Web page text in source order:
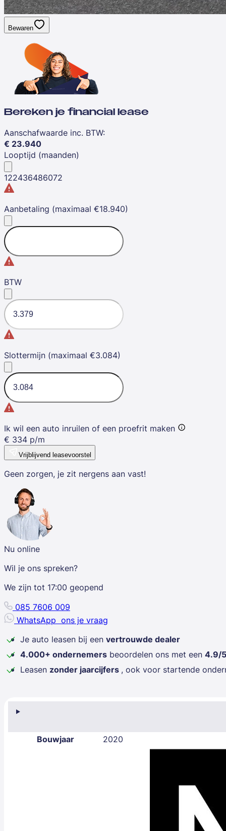
Bewaren
Bouwjaar 2020
Bereken je financial lease
Aanschafwaarde inc. BTW:
€ 23.940
Looptijd (maanden)
122436486072
Aanbetaling (maximaal €18.940)
BTW
Slottermijn (maximaal €3.084)
Ik wil een auto inruilen of een proefrit maken
€ 334 p/m
Vrijblijvend leasevoorstel
Geen zorgen, je zit nergens aan vast!
Nu online
Wil je ons spreken?
We zijn tot 17:00 geopend
085 7606 009
WhatsApp ons je vraag
Je auto leasen bij een vertrouwde dealer
4.000+ ondernemers beoordelen ons met een 4.9/5
Leasen zonder jaarcijfers , ook voor startende